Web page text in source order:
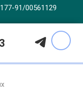
91/00561129